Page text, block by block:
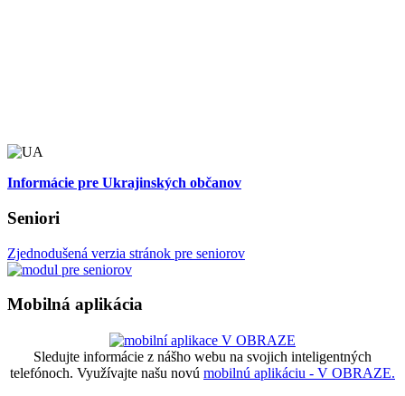
Informácie pre Ukrajinských občanov
Seniori
Zjednodušená verzia stránok pre seniorov
Mobilná aplikácia
Sledujte informácie z nášho webu na svojich inteligentných
telefónoch. Využívajte našu novú mobilnú aplikáciu - V OBRAZE.